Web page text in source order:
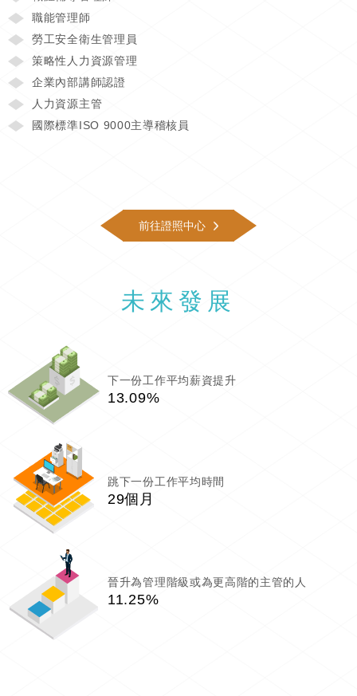
職能管理師
勞工安全衛生管理員
策略性人力資源管理
企業內部講師認證
人力資源主管
國際標準ISO 9000主導稽核員
前往證照中心
未來發展
下一份工作平均薪資提升
13.09%
跳下一份工作平均時間
29個月
晉升為管理階級或為更高階的主管的人
11.25%